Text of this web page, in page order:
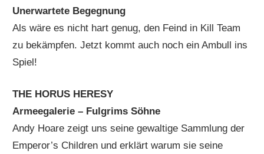
Unerwartete Begegnung
Als wäre es nicht hart genug, den Feind in Kill Team
zu bekämpfen. Jetzt kommt auch noch ein Ambull ins
Spiel!
THE HORUS HERESY
Armeegalerie – Fulgrims Söhne
Andy Hoare zeigt uns seine gewaltige Sammlung der
Emperor’s Children und erklärt warum sie seine